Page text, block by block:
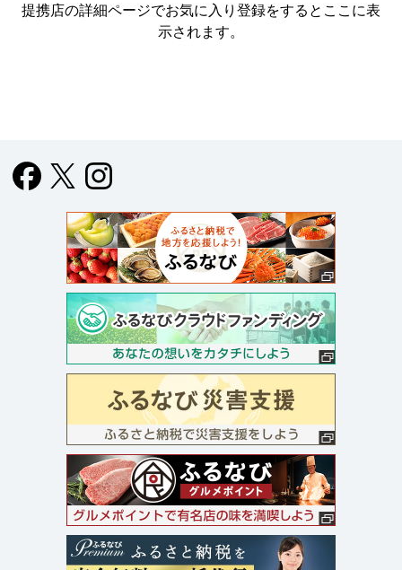
提携店の詳細ページでお気に入り登録をすると ここに表
示されます。